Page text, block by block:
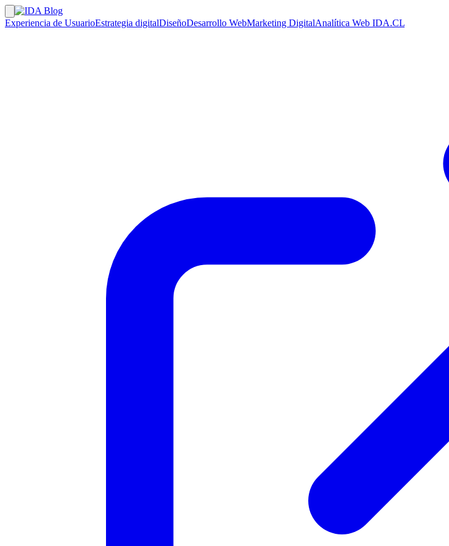
Experiencia de UsuarioEstrategia digitalDiseñoDesarrollo WebMarketing DigitalAnalítica Web IDA.CL